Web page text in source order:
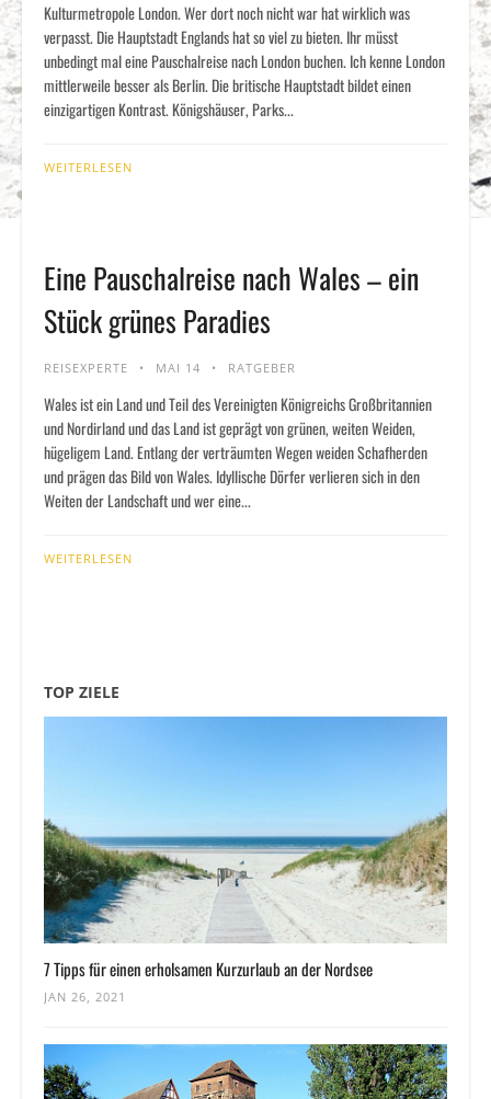
Kulturmetropole London. Wer dort noch nicht war hat wirklich was
verpasst. Die Hauptstadt Englands hat so viel zu bieten. Ihr müsst
unbedingt mal eine Pauschalreise nach London buchen. Ich kenne London
mittlerweile besser als Berlin. Die britische Hauptstadt bildet einen
einzigartigen Kontrast. Königshäuser, Parks...
WEITERLESEN
Eine Pauschalreise nach Wales – ein
Stück grünes Paradies
REISEXPERTE MAI 14 RATGEBER
Wales ist ein Land und Teil des Vereinigten Königreichs Großbritannien
und Nordirland und das Land ist geprägt von grünen, weiten Weiden,
hügeligem Land. Entlang der verträumten Wegen weiden Schafherden
und prägen das Bild von Wales. Idyllische Dörfer verlieren sich in den
Weiten der Landschaft und wer eine...
WEITERLESEN
TOP ZIELE
7 Tipps für einen erholsamen Kurzurlaub an der Nordsee
JAN 26, 2021